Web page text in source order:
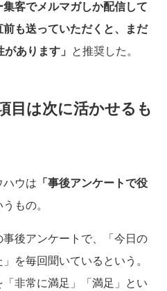
集客でメルマガしか配信して
も送っていただくと、まだ
あります」 と推奨した。
目は次に活かせるも
ウは 「事後アンケートで役
もの。
後アンケートで、「今日の
を毎回聞いているという。
非常に満足」「満足」とい